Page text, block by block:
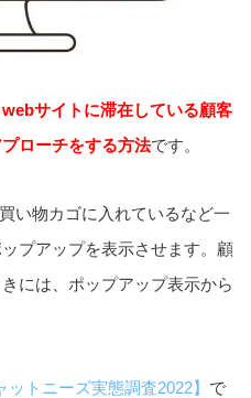
webサイトに滞在している顧客
ローチをする方法です。
い物カゴに入れているなど一
プアップを表示させます。顧
には、ポップアップ表示から
ットニーズ実態調査2022】 で